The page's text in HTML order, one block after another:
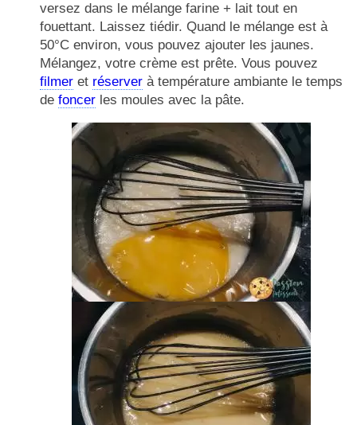
versez dans le mélange farine + lait tout en
fouettant. Laissez tiédir. Quand le mélange est à
50°C environ, vous pouvez ajouter les jaunes.
Mélangez, votre crème est prête. Vous pouvez
filmer et réserver à température ambiante le temps
de foncer les moules avec la pâte.